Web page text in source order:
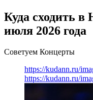
Куда сходить
июля 2026 года
Советуем Концерты
https://kudann.ru/
https://kudann.ru/